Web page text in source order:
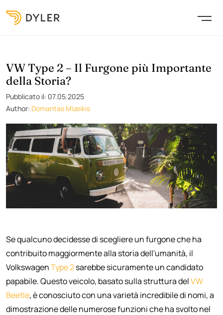
VW Type 2 – Il Furgone più Importante
della Storia?
Pubblicato il: 07.05.2025
Author: Domantas Mizeikis
Se qualcuno decidesse di scegliere un furgone che ha
contribuito maggiormente alla storia dell'umanità, il
VolkswagenType 2sarebbe sicuramente un candidato
papabile. Questo veicolo, basato sulla struttura delVW
Beetle, è conosciuto con una varietà incredibile di nomi, a
dimostrazione delle numerose funzioni che ha svolto nel